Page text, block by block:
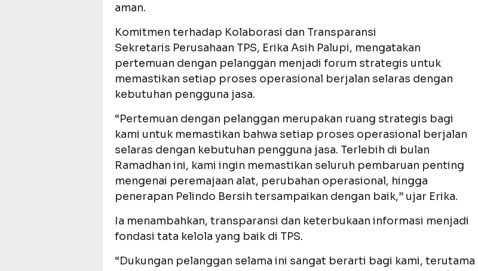
aman.
Komitmen terhadap Kolaborasi dan Transparansi
Sekretaris Perusahaan TPS, Erika Asih Palupi, mengatakan
pertemuan dengan pelanggan menjadi forum strategis untuk
memastikan setiap proses operasional berjalan selaras dengan
kebutuhan pengguna jasa.
“Pertemuan dengan pelanggan merupakan ruang strategis bagi
kami untuk memastikan bahwa setiap proses operasional berjalan
selaras dengan kebutuhan pengguna jasa. Terlebih di bulan
Ramadhan ini, kami ingin memastikan seluruh pembaruan penting
mengenai peremajaan alat, perubahan operasional, hingga
penerapan Pelindo Bersih tersampaikan dengan baik,” ujar Erika.
Ia menambahkan, transparansi dan keterbukaan informasi menjadi
fondasi tata kelola yang baik di TPS.
“Dukungan pelanggan selama ini sangat berarti bagi kami, terutama